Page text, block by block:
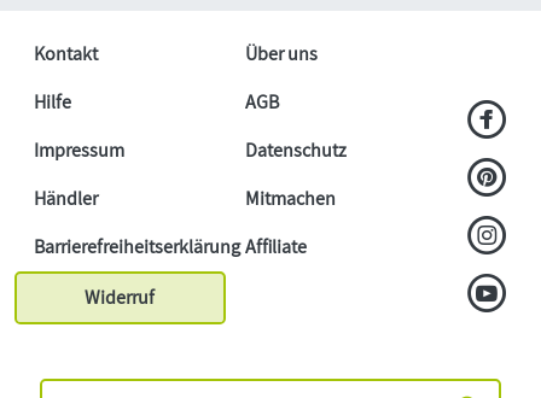
Kontakt
Über uns
Hilfe
AGB
Impressum
Datenschutz
Händler
Mitmachen
BarrierefreiheitserklärungAffiliate
Widerruf